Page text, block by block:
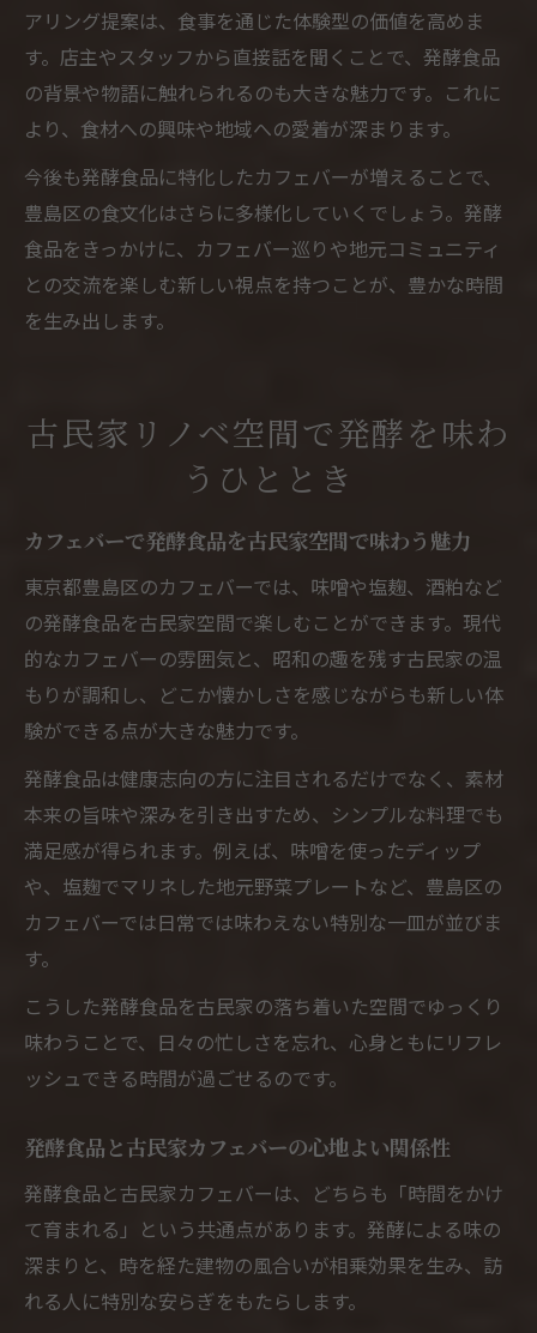
アリング提案は、食事を通じた体験型の価値を高めま
す。店主やスタッフから直接話を聞くことで、発酵食品
の背景や物語に触れられるのも大きな魅力です。これに
より、食材への興味や地域への愛着が深まります。
今後も発酵食品に特化したカフェバーが増えることで、
豊島区の食文化はさらに多様化していくでしょう。発酵
食品をきっかけに、カフェバー巡りや地元コミュニティ
との交流を楽しむ新しい視点を持つことが、豊かな時間
を生み出します。
古民家リノベ空間で発酵を味わ
うひととき
カフェバーで発酵食品を古民家空間で味わう魅力
東京都豊島区のカフェバーでは、味噌や塩麹、酒粕など
の発酵食品を古民家空間で楽しむことができます。現代
的なカフェバーの雰囲気と、昭和の趣を残す古民家の温
もりが調和し、どこか懐かしさを感じながらも新しい体
験ができる点が大きな魅力です。
発酵食品は健康志向の方に注目されるだけでなく、素材
本来の旨味や深みを引き出すため、シンプルな料理でも
満足感が得られます。例えば、味噌を使ったディップ
や、塩麹でマリネした地元野菜プレートなど、豊島区の
カフェバーでは日常では味わえない特別な一皿が並びま
す。
こうした発酵食品を古民家の落ち着いた空間でゆっくり
味わうことで、日々の忙しさを忘れ、心身ともにリフレ
ッシュできる時間が過ごせるのです。
発酵食品と古民家カフェバーの心地よい関係性
発酵食品と古民家カフェバーは、どちらも「時間をかけ
て育まれる」という共通点があります。発酵による味の
深まりと、時を経た建物の風合いが相乗効果を生み、訪
れる人に特別な安らぎをもたらします。